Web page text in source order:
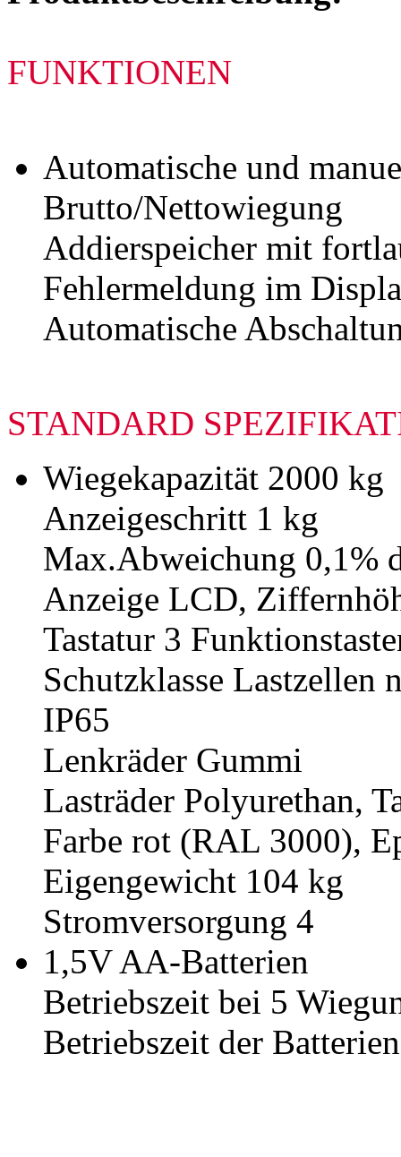
FUNKTIONEN
Automatische und
Brutto/Nettowiegung
Addierspeicher mit
Fehlermeldung im
Automatische
STANDARD
Wiegekapazität 2000 kg
Anzeigeschritt 1 kg
Max.Abweichung 0,1%
Anzeige LCD,
Tastatur 3
Schutzklasse Lastzellen
IP65
Lenkräder Gummi
Lasträder Polyurethan,
Farbe rot (RAL 3000),
Eigengewicht 104 kg
Stromversorgung 4
1,5V AA-Batterien
Betriebszeit bei 5
Betriebszeit der